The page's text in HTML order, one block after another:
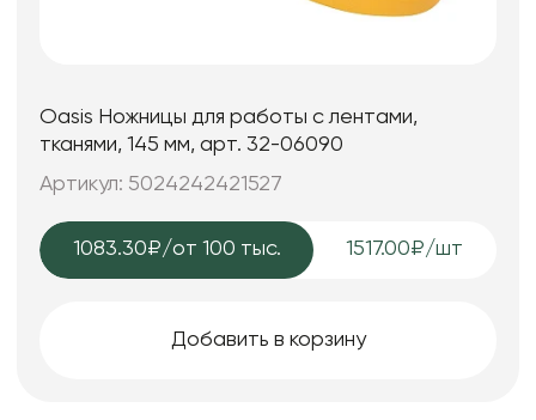
Oasis Ножницы для работы с лентами,
тканями, 145 мм, арт. 32-06090
Артикул: 5024242421527
1083.30₽/от 100 тыс. 1517.00₽/шт
Добавить в корзину